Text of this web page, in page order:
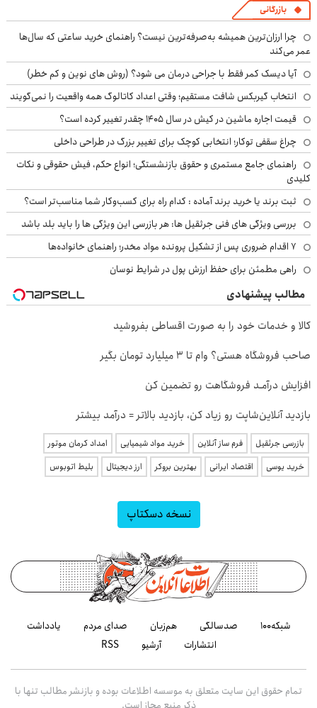
بازرگانی
چرا ارزان‌ترین همیشه به‌صرفه‌ترین نیست؟ راهنمای خرید ساعتی که سال‌ها
عمر می‌کند
آیا دیسک کمر فقط با جراحی درمان می شود؟ (روش های نوین و کم خطر)
انتخاب گیربکس شافت مستقیم؛ وقتی اعداد کاتالوگ همه واقعیت را نمی‌گویند
قیمت اجاره ماشین در کیش در سال ۱۴۰۵ چقدر تغییر کرده است؟
چراغ سقفی توکار؛ انتخابی کوچک برای تغییر بزرگ در طراحی داخلی
راهنمای جامع مستمری و حقوق بازنشستگی؛ انواع حکم، فیش حقوقی و نکات
کلیدی
ثبت برند یا خرید برند آماده : کدام راه برای کسب‌وکار شما مناسب‌تر است؟
بررسی ویژگی های فنی جرثقیل ها: هر بازرسی این ویژگی ها را باید بلد باشد
۷ اقدام ضروری پس از تشکیل پرونده مواد مخدر؛ راهنمای خانواده‌ها
راهی مطمئن برای حفظ ارزش پول در شرایط نوسان
مطالب پیشنهادی
کالا و خدمات خود را به صورت اقساطی بفروشید
صاحب فروشگاه هستی؟ وام تا ۳ میلیارد تومان بگیر
افزایش درآمـد فروشگاهت رو تضمین کن
بازدید آنلاین‌شاپت رو زیاد کن، بازدید بالاتر = درآمد بیشتر
بازرسی جرثقیل فرم ساز آنلاین خرید مواد شیمیایی
امداد کرمان موتور
خرید یوسی
اقتصاد ایرانی بهترین بروکر ارز دیجیتال بلیط اتوبوس
نسخه دسکتاپ
شبکه۱۰۰ صدسالگی هم‌زبان صدای مردم
یادداشت
انتشارات
آرشیو RSS
تمام حقوق این سایت متعلق به موسسه اطلاعات بوده و بازنشر مطالب تنها با
ذکر منبع مجاز است.